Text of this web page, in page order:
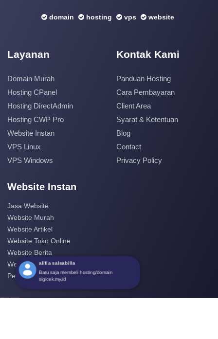
domain hosting vps website
Layanan
Domain Murah
Hosting CPanel
Hosting DirectAdmin
Hosting CWP Pro
Website Instan
VPS Linux
VPS Windows
Kontak Kami
Panduan Hosting
Cara Pembayaran
Client Area
Syarat & Ketentuan
Blog
Contact
Privacy Policy
Website Instan
Jasa Website
Website Murah
Website Artikel
Website Toko Online
Website Berita
Website Perusahaan
Pembuatan Website
alifia salsabilla
Baru saja membeli hosting/domain
sigicek.my.id